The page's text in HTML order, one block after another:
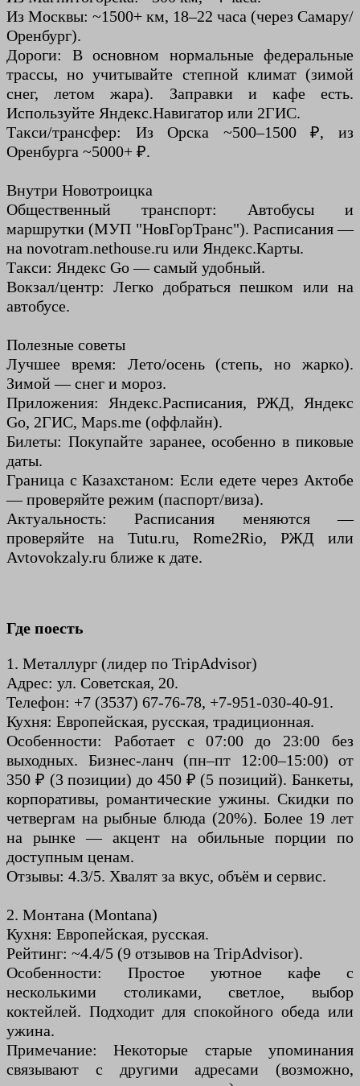
Из Москвы: ~1500+ км, 18–22 часа (через Самару/
Оренбург).
Дороги: В основном нормальные федеральные
трассы, но учитывайте степной климат (зимой
снег, летом жара). Заправки и кафе есть.
Используйте Яндекс.Навигатор или 2ГИС.
Такси/трансфер: Из Орска ~500–1500 ₽, из
Оренбурга ~5000+ ₽.
Внутри Новотроицка
Общественный транспорт: Автобусы и
маршрутки (МУП "НовГорТранс"). Расписания —
на novotram.nethouse.ru или Яндекс.Карты.
Такси: Яндекс Go — самый удобный.
Вокзал/центр: Легко добраться пешком или на
автобусе.
Полезные советы
Лучшее время: Лето/осень (степь, но жарко).
Зимой — снег и мороз.
Приложения: Яндекс.Расписания, РЖД, Яндекс
Go, 2ГИС, Maps.me (оффлайн).
Билеты: Покупайте заранее, особенно в пиковые
даты.
Граница с Казахстаном: Если едете через Актобе
— проверяйте режим (паспорт/виза).
Актуальность: Расписания меняются —
проверяйте на Tutu.ru, Rome2Rio, РЖД или
Avtovokzaly.ru ближе к дате.
Где поесть
1. Металлург (лидер по TripAdvisor)
Адрес: ул. Советская, 20.
Телефон: +7 (3537) 67-76-78, +7-951-030-40-91.
Кухня: Европейская, русская, традиционная.
Особенности: Работает с 07:00 до 23:00 без
выходных. Бизнес-ланч (пн–пт 12:00–15:00) от
350 ₽ (3 позиции) до 450 ₽ (5 позиций). Банкеты,
корпоративы, романтические ужины. Скидки по
четвергам на рыбные блюда (20%). Более 19 лет
на рынке — акцент на обильные порции по
доступным ценам.
Отзывы: 4.3/5. Хвалят за вкус, объём и сервис.
2. Монтана (Montana)
Кухня: Европейская, русская.
Рейтинг: ~4.4/5 (9 отзывов на TripAdvisor).
Особенности: Простое уютное кафе с
несколькими столиками, светлое, выбор
коктейлей. Подходит для спокойного обеда или
ужина.
Примечание: Некоторые старые упоминания
связывают с другими адресами (возможно,